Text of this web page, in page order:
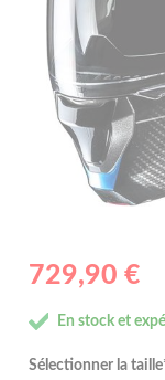
729,90 €
En stock et
Sélectionner la